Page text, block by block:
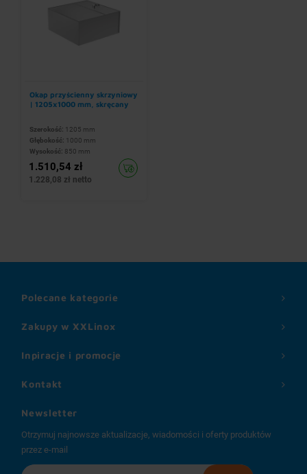
Okap przyścienny skrzyniowy
| 1205x1000 mm, skręcany
Szerokość: 1205 mm
Głębokość: 1000 mm
Wysokość: 850 mm
1.510,54 zł
1.228,08 zł netto
Zakupy w XXLinox
Inpiracje i promocje
Polecane kategorie
Kontakt
Newsletter
Otrzymuj najnowsze aktualizacje, wiadomości i oferty produktów
przez e-mail